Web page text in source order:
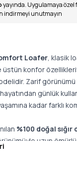
yayında. Uygulamaya özel
indirmeyi unutmayın
Loafer, klasik
konfor
Zarif
günlük
kadar farklı
%100 doğal sığır
uzun ömürlü
şık bir karakter